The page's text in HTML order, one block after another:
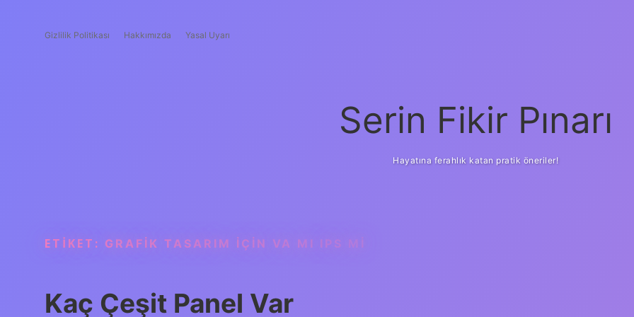
Gizlilik Politikası Hakkımızda Yasal Uyarı
Serin Fikir Pınarı
Hayatına ferahlık katan pratik öneriler!
ETIKET: GRAFIK TASARIM IÇIN VA MI IPS MI
Kaç Çeşit Panel Var